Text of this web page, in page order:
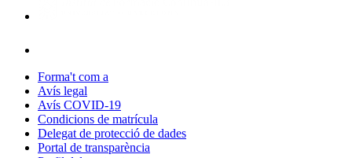
Forma't com a
Avís legal
Avís COVID-19
Condicions de matrícula
Delegat de protecció de dades
Portal de transparència